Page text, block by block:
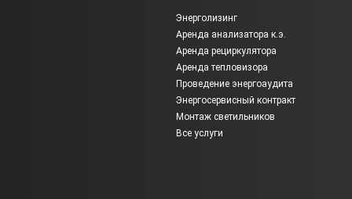
Энерголизинг
Аренда анализатора к.э.
Аренда рециркулятора
Аренда тепловизора
Проведение энергоаудита
Энергосервисный контракт
Монтаж светильников
Все услуги